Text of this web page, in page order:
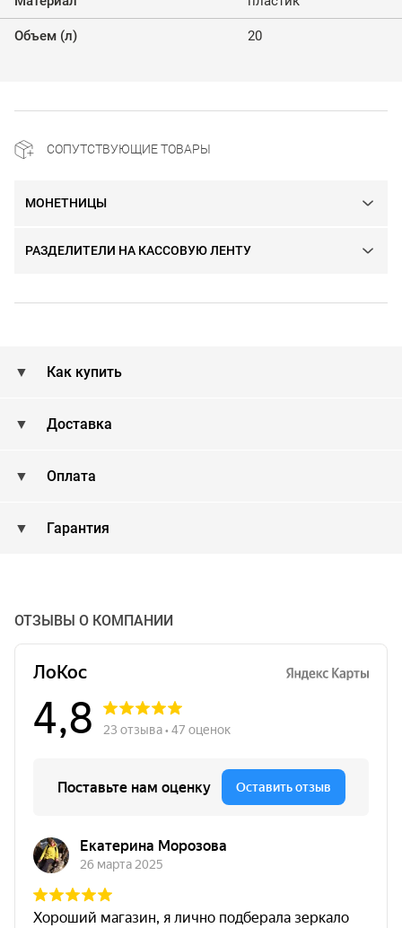
Объем (л) 20
СОПУТСТВУЮЩИЕ ТОВАРЫ
МОНЕТНИЦЫ
РАЗДЕЛИТЕЛИ НА КАССОВУЮ ЛЕНТУ
Как купить
Доставка
Оплата
Гарантия
ОТЗЫВЫ О КОМПАНИИ